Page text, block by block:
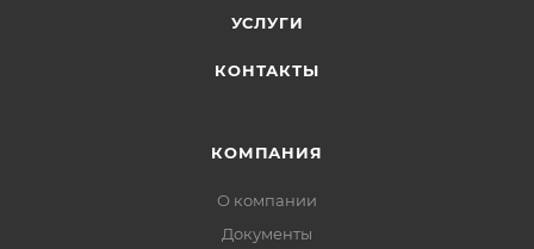
УСЛУГИ
КОНТАКТЫ
КОМПАНИЯ
О компании
Документы